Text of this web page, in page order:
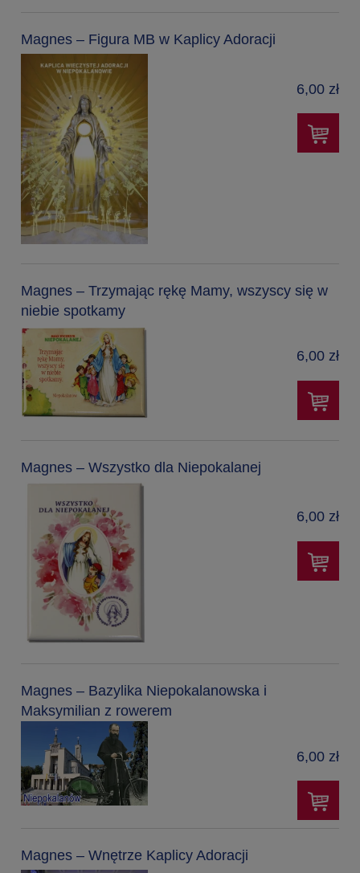
Magnes – Figura MB w Kaplicy Adoracji
6,00 zł
Magnes – Trzymając rękę Mamy, wszyscy się w
niebie spotkamy
6,00 zł
Magnes – Wszystko dla Niepokalanej
6,00 zł
Magnes – Bazylika Niepokalanowska i
Maksymilian z rowerem
6,00 zł
Magnes – Wnętrze Kaplicy Adoracji